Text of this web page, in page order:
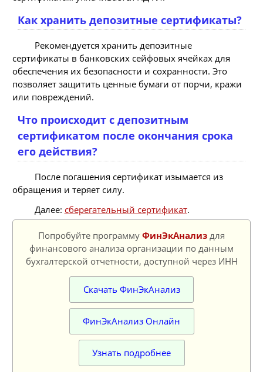
Как хранить депозитные сертификаты?
Рекомендуется хранить депозитные
сертификаты в банковских сейфовых ячейках для
обеспечения их безопасности и сохранности. Это
позволяет защитить ценные бумаги от порчи, кражи
или повреждений.
Что происходит с депозитным
сертификатом после окончания срока
его действия?
После погашения сертификат изымается из
обращения и теряет силу.
Далее: сберегательный сертификат.
Попробуйте программу ФинЭкАнализ для
финансового анализа организации по данным
бухгалтерской отчетности, доступной через ИНН
Скачать ФинЭкАнализ
ФинЭкАнализ Онлайн
Узнать подробнее